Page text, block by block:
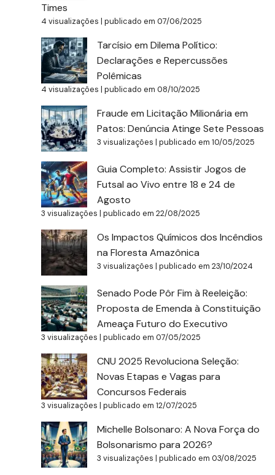
Times
4 visualizações |publicado em 07/06/2025
Tarcísio em Dilema Político:
Declarações e Repercussões
Polêmicas
4 visualizações |publicado em 08/10/2025
Fraude em Licitação Milionária em
Patos: Denúncia Atinge Sete Pessoas
3 visualizações |publicado em 10/05/2025
Guia Completo: Assistir Jogos de
Futsal ao Vivo entre 18 e 24 de
Agosto
3 visualizações |publicado em 22/08/2025
Os Impactos Químicos dos Incêndios
na Floresta Amazônica
3 visualizações |publicado em 23/10/2024
Senado Pode Pôr Fim à Reeleição:
Proposta de Emenda à Constituição
Ameaça Futuro do Executivo
3 visualizações |publicado em 07/05/2025
CNU 2025 Revoluciona Seleção:
Novas Etapas e Vagas para
Concursos Federais
3 visualizações |publicado em 12/07/2025
Michelle Bolsonaro: A Nova Força do
Bolsonarismo para 2026?
3 visualizações |publicado em 03/08/2025